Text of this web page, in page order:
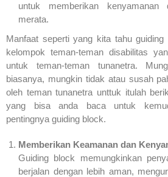
untuk memberikan
merata.
Manfaat seperti yang kita tahu
kelompok teman-teman disabilitas
untuk teman-teman tunanetra.
biasanya, mungkin tidak atau susah
oleh teman tunanetra unttuk itulah
yang bisa anda baca untuk
pentingnya guiding block.
Memberikan Keamanan dan
Guiding block memungkinkan
berjalan dengan lebih aman,